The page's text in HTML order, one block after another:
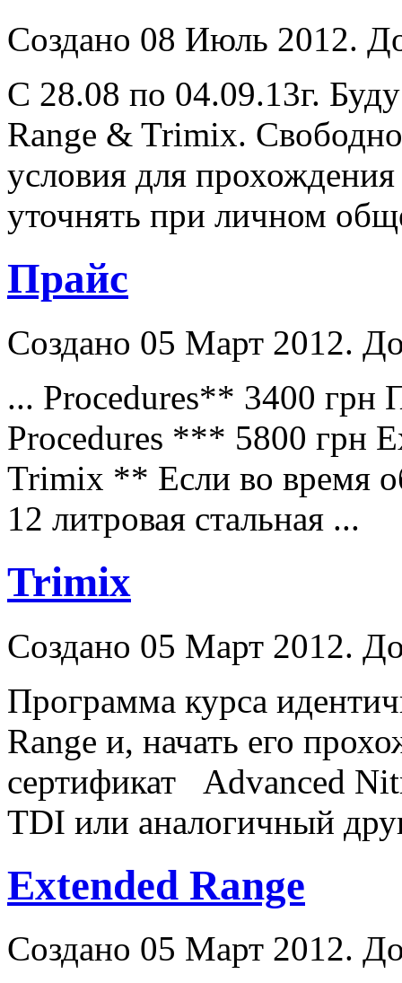
Создано 08 Июль 2012.
С 28.08 по 04.09.13г.
Range & Trimix.
условия для
уточнять при личном
Прайс
Создано 05 Март 2012.
... Procedures** 3400 грн
Procedures *** 5800 грн
Trimix ** Eсли во время
12 литровая стальная ...
Trimix
Создано 05 Март 2012.
Программа курса
Range и, начать его
сертификат Advanced
TDI или аналогичный
Extended Range
Создано 05 Март 2012.